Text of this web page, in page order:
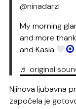
@ninadarzi
My morning
and more
and Kasia
♬ original
Njihova ljubavna
započela je